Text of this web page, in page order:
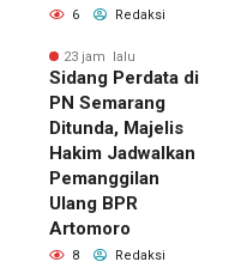
6 Redaksi
23 jam lalu
Sidang Perdata di
PN Semarang
Ditunda, Majelis
Hakim Jadwalkan
Pemanggilan
Ulang BPR
Artomoro
8 Redaksi